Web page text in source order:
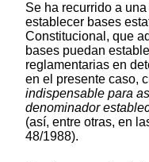
Se ha recurrido a
establecer bases
Constitucional, que
bases puedan
reglamentarias en
en el presente caso,
indispensable para
denominador
(así, entre otras, en
48/1988).